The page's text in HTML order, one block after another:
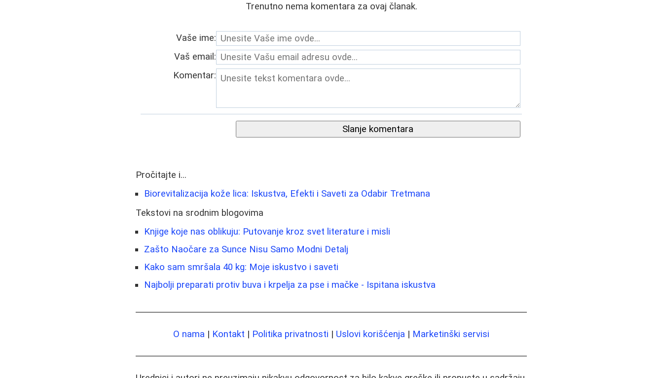
Trenutno nema komentara za ovaj članak.
Vaše ime:
Vaš email:
Komentar:
Slanje komentara
Pročitajte i...
Biorevitalizacija kože lica: Iskustva, Efekti i Saveti za Odabir Tretmana
Tekstovi na srodnim blogovima
Knjige koje nas oblikuju: Putovanje kroz svet literature i misli
Zašto Naočare za Sunce Nisu Samo Modni Detalj
Kako sam smršala 40 kg: Moje iskustvo i saveti
Najbolji preparati protiv buva i krpelja za pse i mačke - Ispitana iskustva
O nama | Kontakt | Politika privatnosti | Uslovi korišćenja | Marketinški servisi